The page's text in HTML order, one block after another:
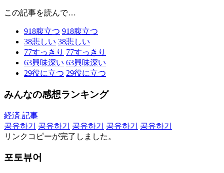
この記事を読んで…
918腹立つ 918腹立つ
38悲しい 38悲しい
77すっきり 77すっきり
63興味深い 63興味深い
29役に立つ 29役に立つ
みんなの感想ランキング
経済 記事
공유하기
공유하기 공유하기 공유하기
공유하기
リンクコピーが完了しました。
포토뷰어